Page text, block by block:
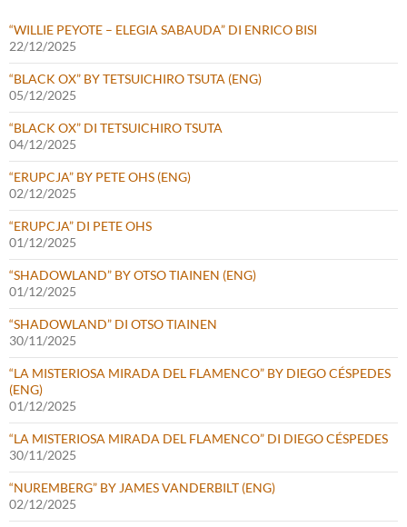
“WILLIE PEYOTE – ELEGIA SABAUDA” DI ENRICO BISI
22/12/2025
“BLACK OX” BY TETSUICHIRO TSUTA (ENG)
05/12/2025
“BLACK OX” DI TETSUICHIRO TSUTA
04/12/2025
“ERUPCJA” BY PETE OHS (ENG)
02/12/2025
“ERUPCJA” DI PETE OHS
01/12/2025
“SHADOWLAND” BY OTSO TIAINEN (ENG)
01/12/2025
“SHADOWLAND” DI OTSO TIAINEN
30/11/2025
“LA MISTERIOSA MIRADA DEL FLAMENCO” BY DIEGO CÉSPEDES
(ENG)
01/12/2025
“LA MISTERIOSA MIRADA DEL FLAMENCO” DI DIEGO CÉSPEDES
30/11/2025
“NUREMBERG” BY JAMES VANDERBILT (ENG)
02/12/2025